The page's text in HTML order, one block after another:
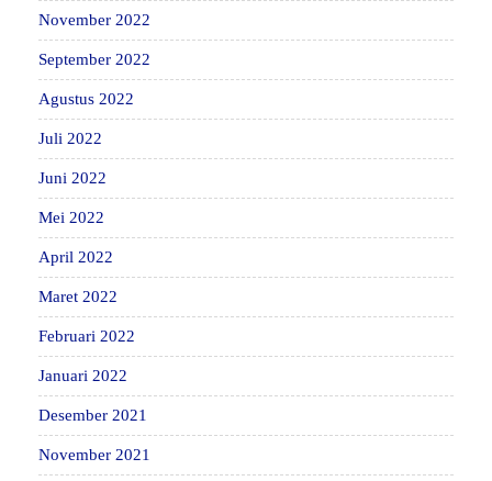
November 2022
September 2022
Agustus 2022
Juli 2022
Juni 2022
Mei 2022
April 2022
Maret 2022
Februari 2022
Januari 2022
Desember 2021
November 2021